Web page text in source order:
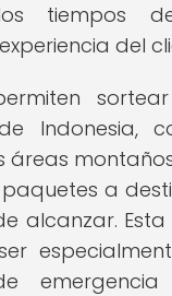
los tiempos
del
Indonesia,
áreas
a
alcanzar.